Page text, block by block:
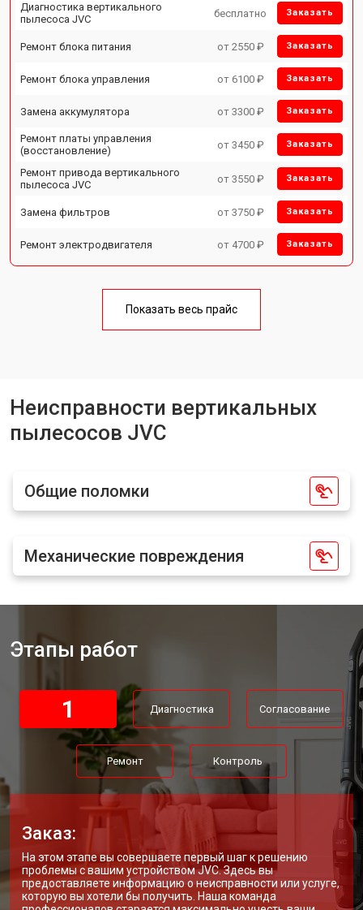
Диагностика вертикального
пылесоса JVC
бесплатно Заказать
Ремонт блока питания от 2550 ₽ Заказать
Ремонт блока управления от 6100 ₽ Заказать
Замена аккумулятора от 3300 ₽ Заказать
Ремонт платы управления
(восстановление)
от 3450 ₽ Заказать
Ремонт привода вертикального
пылесоса JVC
от 3550 ₽ Заказать
Замена фильтров от 3750 ₽ Заказать
Ремонт электродвигателя от 4700 ₽ Заказать
Показать весь прайс
Неисправности вертикальных
пылесосов JVC
Общие поломки
Механические повреждения
Этапы работ
1 Диагностика Согласование
Ремонт Контроль
Заказ:
На этом этапе вы совершаете первый шаг к решению
проблемы с вашим устройством JVC. Здесь вы
предоставляете информацию о неисправности или услуге,
которую вы хотели бы получить. Наша команда